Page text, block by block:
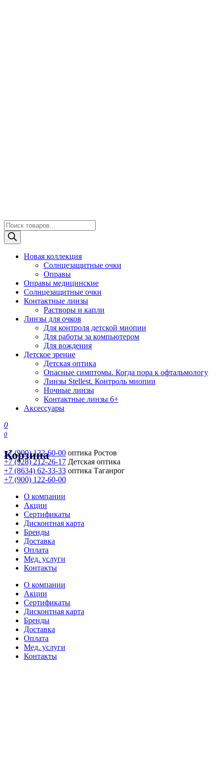
Поиск
товаров
Новая коллекция
Солнцезащитные очки
Оправы
Оправы медицинские
Солнцезащитные очки
Контактные линзы
Растворы и капли
Линзы для очков
Для контроля детской миопии
Для работы за компьютером
Для вождения
Детское зрение
Детская оптика
Опасные симптомы. Когда пора к офтальмологу
Линзы Stellest. Контроль миопии
Ночные линзы
Контактные линзы 6+
Аксессуары
0
0
Корзина
+7 (900) 122-60-00 оптика Ростов
+7 (928) 212-26-17 Детская оптика
+7 (8634) 62-33-33 оптика Таганрог
+7 (900) 122-60-00
О компании
Акции
Сертификаты
Дисконтная карта
Бренды
Доставка
Оплата
Мед. услуги
Контакты
О компании
Акции
Сертификаты
Дисконтная карта
Бренды
Доставка
Оплата
Мед. услуги
Контакты